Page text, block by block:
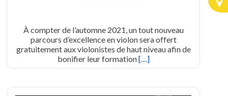
À compter de l’automne 2021, un tout nouveau
parcours d’excellence en violon sera offert
gratuitement aux violonistes de haut niveau afin de
bonifier leur formation[…]